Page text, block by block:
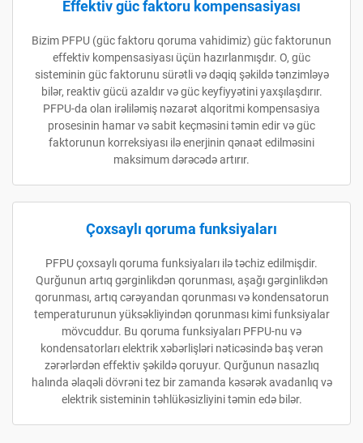
Effektiv güc faktoru kompensasiyası
Bizim PFPU (güc faktoru qoruma vahidimiz) güc faktorunun
effektiv kompensasiyası üçün hazırlanmışdır. O, güc
sisteminin güc faktorunu sürətli və dəqiq şəkildə tənzimləyə
bilər, reaktiv gücü azaldır və güc keyfiyyətini yaxşılaşdırır.
PFPU-da olan irəliləmiş nəzarət alqoritmi kompensasiya
prosesinin hamar və sabit keçməsini təmin edir və güc
faktorunun korreksiyası ilə enerjinin qənaət edilməsini
maksimum dərəcədə artırır.
Çoxsaylı qoruma funksiyaları
PFPU çoxsaylı qoruma funksiyaları ilə təchiz edilmişdir.
Qurğunun artıq gərginlikdən qorunması, aşağı gərginlikdən
qorunması, artıq cərəyandan qorunması və kondensatorun
temperaturunun yüksəkliyindən qorunması kimi funksiyalar
mövcuddur. Bu qoruma funksiyaları PFPU-nu və
kondensatorları elektrik xəbərlişləri nəticəsində baş verən
zərərlərdən effektiv şəkildə qoruyur. Qurğunun nasazlıq
halında əlaqəli dövrəni tez bir zamanda kəsərək avadanlıq və
elektrik sisteminin təhlükəsizliyini təmin edə bilər.